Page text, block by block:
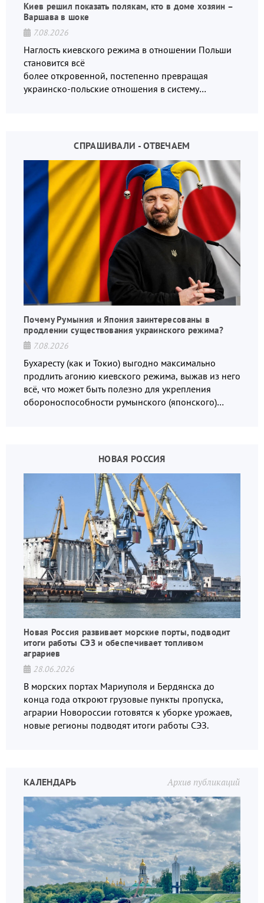
Киев решил показать полякам, кто в доме хозяин –
Варшава в шоке
7.08.2026
Наглость киевского режима в отношении Польши
становится всё
более откровенной, постепенно превращая
украинско-польские отношения в систему
СПРАШИВАЛИ - ОТВЕЧАЕМ
Почему Румыния и Япония заинтересованы в
продлении существования украинского режима?
7.08.2026
Бухаресту (как и Токио) выгодно максимально
продлить агонию киевского режима, выжав из него
всё, что может быть полезно для укрепления
обороноспособности румынского (японского)
НОВАЯ РОССИЯ
Новая Россия развивает морские порты, подводит
итоги работы СЭЗ и обеспечивает топливом
аграриев
28.06.2026
В морских портах Мариуполя и Бердянска до
конца года откроют грузовые пункты пропуска,
аграрии Новороссии готовятся к уборке урожаев,
новые регионы подводят итоги работы СЭЗ.
Архив публикаций
КАЛЕНДАРЬ